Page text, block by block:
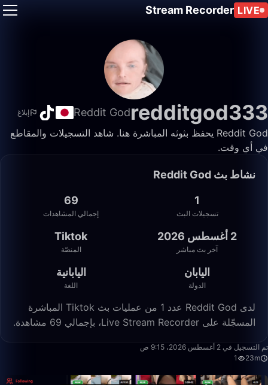
LIVE
Stream Recorder
redditgod333
Reddit God إبلاغ
Reddit God يحفظ بثوثه المباشرة هنا. شاهد التسجيلات والمقاطع
في أي وقت.
نشاط بث Reddit God
1
تسجيلات البث
69
إجمالي المشاهدات
2 أغسطس 2026
آخر بث مباشر
Tiktok
المنصّة
اليابان
الدولة
اليابانية
اللغة
لدى Reddit God عدد 1 من عمليات بث Tiktok المباشرة
المسجّلة على Live Stream Recorder، بإجمالي 69 مشاهدة.
تم التسجيل في 2 أغسطس 2026، 9:15 ص
23m
1